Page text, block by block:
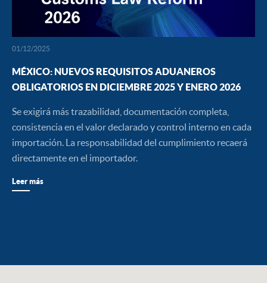
01/12/2025
MÉXICO: NUEVOS REQUISITOS ADUANEROS
OBLIGATORIOS EN DICIEMBRE 2025 Y ENERO 2026
Se exigirá más trazabilidad, documentación completa,
consistencia en el valor declarado y control interno en cada
importación. La responsabilidad del cumplimiento recaerá
directamente en el importador.
Leer más